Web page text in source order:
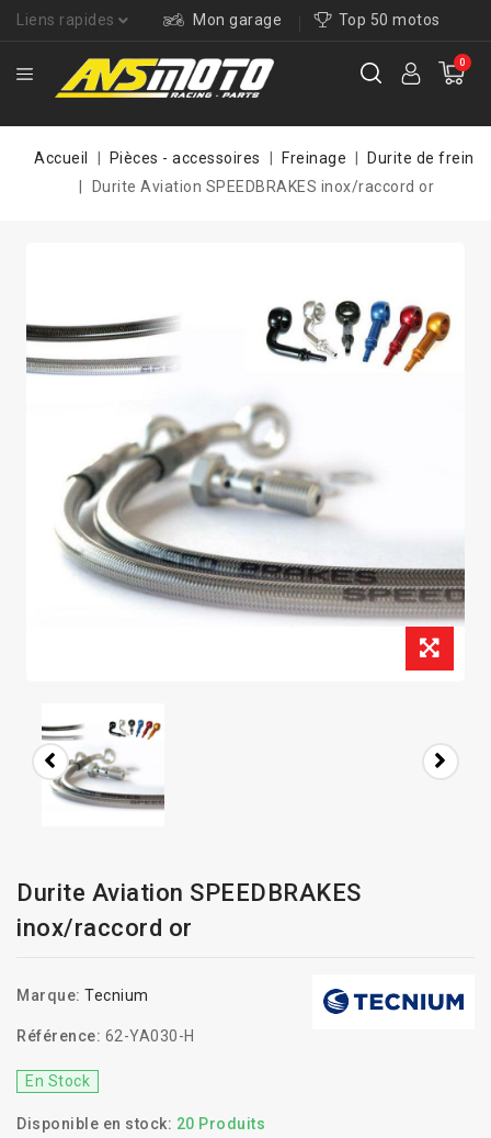
Liens rapides Mon garage Top 50 motos
0
Accueil Pièces - accessoires Freinage
Durite de frein
Durite Aviation SPEEDBRAKES inox/raccord or
Durite Aviation SPEEDBRAKES
inox/raccord or
Marque: Tecnium
Référence: 62-YA030-H
En Stock
Disponible en stock: 20 Produits